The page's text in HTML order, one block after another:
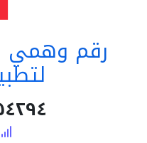
رقم وهمي